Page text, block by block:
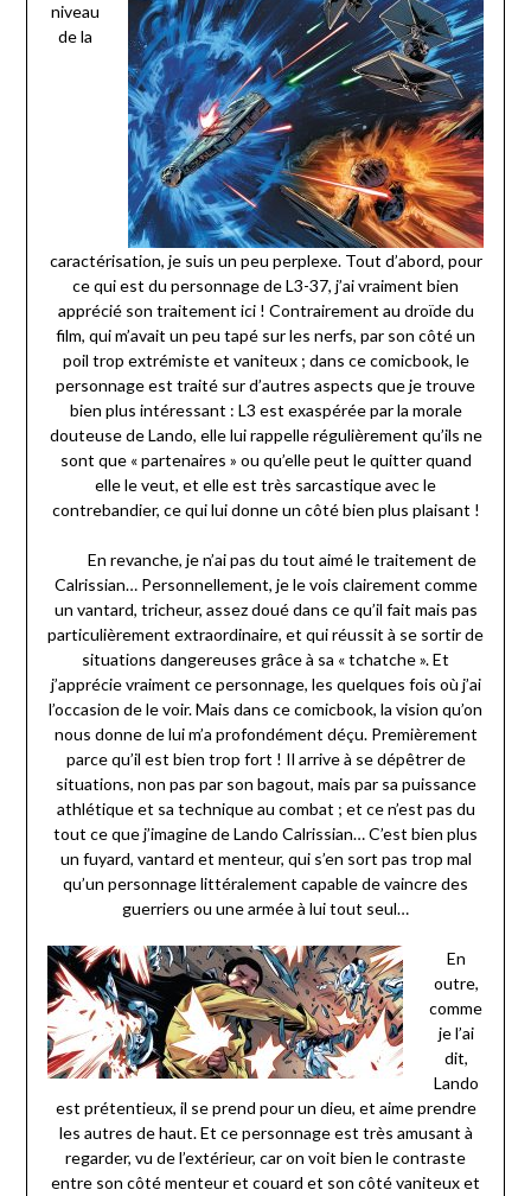
niveau
de la
caractérisation, je suis un peu perplexe. Tout d’abord, pour
ce qui est du personnage de L3-37, j’ai vraiment bien
apprécié son traitement ici ! Contrairement au droïde du
film, qui m’avait un peu tapé sur les nerfs, par son côté un
poil trop extrémiste et vaniteux ; dans ce comicbook, le
personnage est traité sur d’autres aspects que je trouve
bien plus intéressant : L3 est exaspérée par la morale
douteuse de Lando, elle lui rappelle régulièrement qu’ils ne
sont que « partenaires » ou qu’elle peut le quitter quand
elle le veut, et elle est très sarcastique avec le
contrebandier, ce qui lui donne un côté bien plus plaisant !
En revanche, je n’ai pas du tout aimé le traitement de
Calrissian… Personnellement, je le vois clairement comme
un vantard, tricheur, assez doué dans ce qu’il fait mais pas
particulièrement extraordinaire, et qui réussit à se sortir de
situations dangereuses grâce à sa « tchatche ». Et
j’apprécie vraiment ce personnage, les quelques fois où j’ai
l’occasion de le voir. Mais dans ce comicbook, la vision qu’on
nous donne de lui m’a profondément déçu. Premièrement
parce qu’il est bien trop fort ! Il arrive à se dépêtrer de
situations, non pas par son bagout, mais par sa puissance
athlétique et sa technique au combat ; et ce n’est pas du
tout ce que j’imagine de Lando Calrissian… C’est bien plus
un fuyard, vantard et menteur, qui s’en sort pas trop mal
qu’un personnage littéralement capable de vaincre des
guerriers ou une armée à lui tout seul…
En
outre,
comme
je l’ai
dit,
Lando
est prétentieux, il se prend pour un dieu, et aime prendre
les autres de haut. Et ce personnage est très amusant à
regarder, vu de l’extérieur, car on voit bien le contraste
entre son côté menteur et couard et son côté vaniteux et